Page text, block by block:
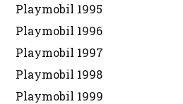
Playmobil 1995
Playmobil 1996
Playmobil 1997
Playmobil 1998
Playmobil 1999